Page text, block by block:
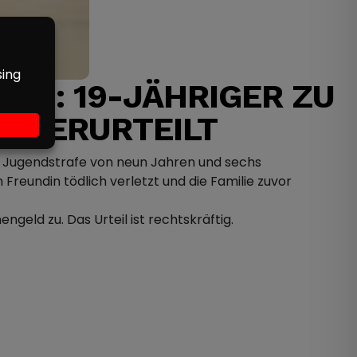
19-JÄHRIGER ZU
VERURTEILT
von neun Jahren und sechs
tödlich verletzt und die Familie zuvor
zu. Das Urteil ist rechtskräftig.